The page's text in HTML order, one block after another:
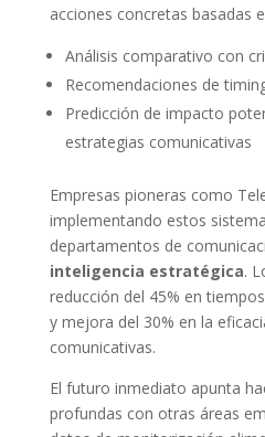
acciones concretas basadas
Análisis comparativo con
Recomendaciones de
Predicción de impacto
estrategias comunicativas
Empresas pioneras como
implementando estos
departamentos de
inteligencia estratégica.
reducción del 45% en
y mejora del 30% en la
comunicativas.
El futuro inmediato apunta
profundas con otras áreas